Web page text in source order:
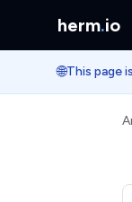
herm.io
🌐This page